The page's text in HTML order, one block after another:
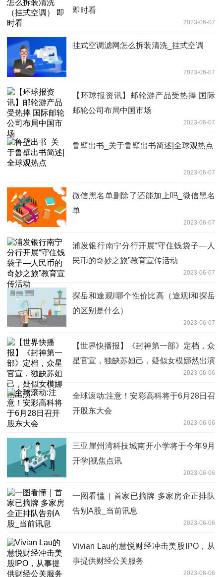
即时看
2023-06-07
挂式空调滤网怎么拆装清洗_挂式空调
2023-06-07
【环球报资讯】邮轮游产品受热捧 国际
邮轮公司布局中国市场
2023-06-07
鲁壁出书_关于鲁壁出书简述|全球观热点
2023-06-07
微信黑名单删除了还能加上吗_微信黑名
单
2023-06-07
浦发银行南宁分行开展“守住钱袋子—人
民币的奇妙之旅”教育宣传活动
2023-06-07
探岳和途观l哪个性价比高（途观l和探岳
的区别是什么）
2023-06-07
【世界快播报】《封神第一部》定档，众
星官宣，独缺苏妲己，疑似女模娜然出演
2023-06-06
全球滚动:注意！安彩高科将于6月28日召
开股东大会
2023-06-06
三亚崖州湾科技城南开小学将于今年9月
开学|视焦点讯
2023-06-06
一图看懂｜首家已摘牌 多家房企正排队
告别A股_当前讯息
2023-06-06
Vivian Lau的慧悦财经冲击美股IPO，从
事提供财经公关服务
2023-06-06